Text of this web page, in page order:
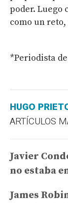
poder. Luego
como un
*Periodista
HUGO
ARTÍCULOS
Javier
no estaba
James